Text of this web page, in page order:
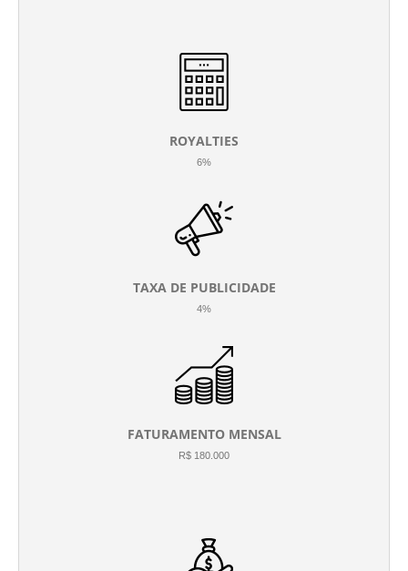
ROYALTIES
6%
TAXA DE PUBLICIDADE
4%
FATURAMENTO MENSAL
R$ 180.000